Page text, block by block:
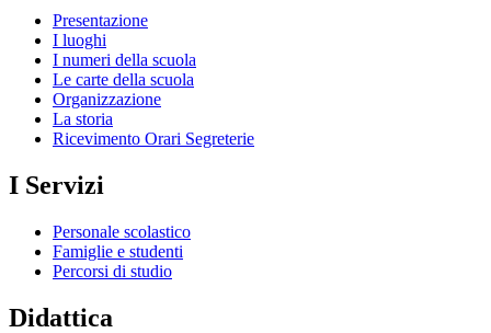
Presentazione
I luoghi
I numeri della scuola
Le carte della scuola
Organizzazione
La storia
Ricevimento Orari Segreterie
I Servizi
Personale scolastico
Famiglie e studenti
Percorsi di studio
Didattica